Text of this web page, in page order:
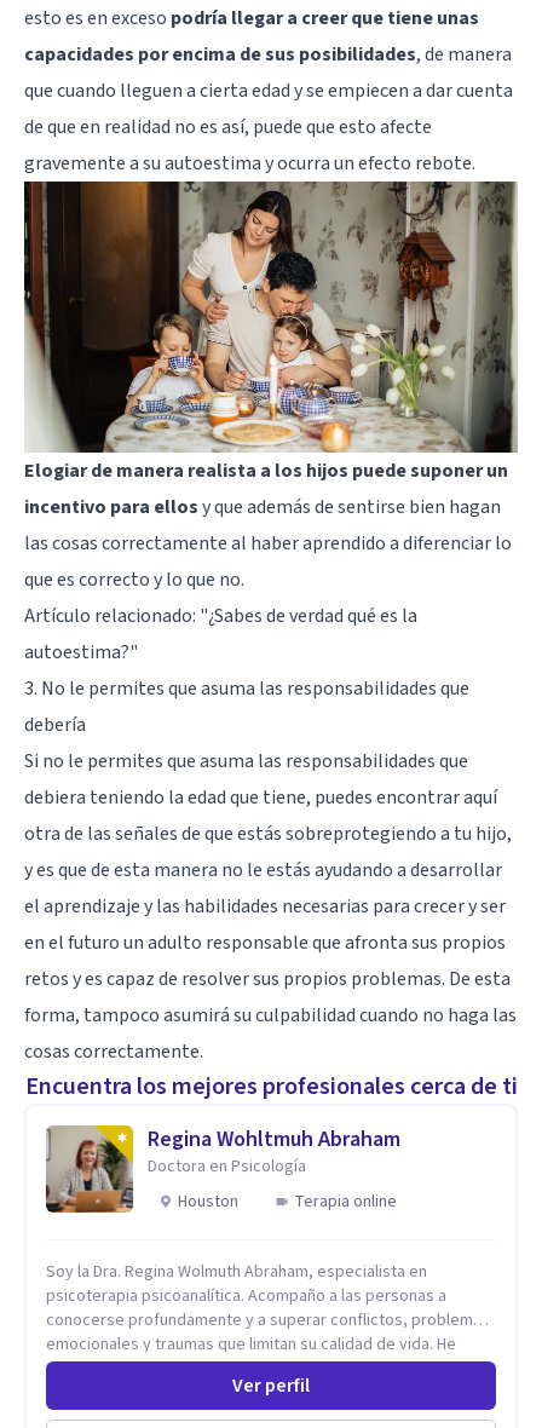
esto es en exceso podría llegar a creer que tiene unas
capacidades por encima de sus posibilidades, de manera
que cuando lleguen a cierta edad y se empiecen a dar cuenta
de que en realidad no es así, puede que esto afecte
gravemente a su autoestima y ocurra un efecto rebote.
Elogiar de manera realista a los hijos puede suponer un
incentivo para ellosy que además de sentirse bien hagan
las cosas correctamente al haber aprendido a diferenciar lo
que es correcto y lo que no.
Artículo relacionado: "¿Sabes de verdad qué es la
autoestima?"
3. No le permites que asuma las responsabilidades que
debería
Si no le permites que asuma las responsabilidades que
debiera teniendo la edad que tiene, puedes encontrar aquí
otra de las señales de que estás sobreprotegiendo a tu hijo,
y es que de esta manera no le estás ayudando a desarrollar
el aprendizaje y las habilidades necesarias para crecer y ser
en el futuro un adulto responsable que afronta sus propios
retos y es capaz de resolver sus propios problemas. De esta
forma, tampoco asumirá su culpabilidad cuando no haga las
cosas correctamente.
Encuentra los mejores profesionales cerca de ti
Regina Wohltmuh Abraham
Doctora en Psicología
Houston
Terapia online
Soy la Dra. Regina Wolmuth Abraham, especialista en
psicoterapia psicoanalítica. Acompaño a las personas a
conocerse profundamente y a superar conflictos, problemas
emocionales y traumas que limitan su calidad de vida. He
trabajado en reconocidas instituciones como el Hospital
Psiquiátrico San Rafael, Instituto Psiquiátrico MENDAO, San
Bernardino, Hospital Psiquiátrico Infantil y el Centro de
Ver perfil